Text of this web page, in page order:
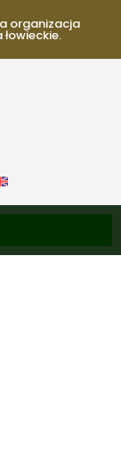
organizacja